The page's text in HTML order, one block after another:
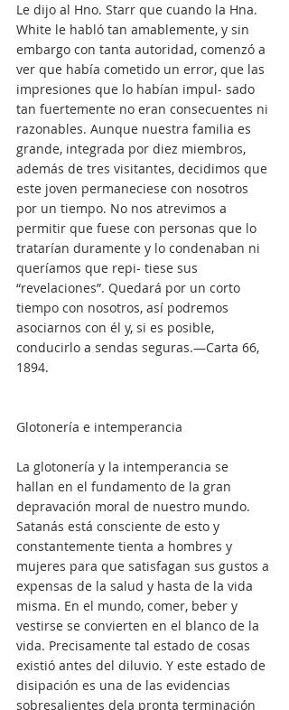
Le dijo al Hno. Starr que cuando la Hna.
White le habló tan amablemente, y sin
embargo con tanta autoridad, comenzó a
ver que había cometido un error, que las
impresiones que lo habían impul- sado
tan fuertemente no eran consecuentes ni
razonables. Aunque nuestra familia es
grande, integrada por diez miembros,
además de tres visitantes, decidimos que
este joven permaneciese con nosotros
por un tiempo. No nos atrevimos a
permitir que fuese con personas que lo
tratarían duramente y lo condenaban ni
queríamos que repi- tiese sus
“revelaciones”. Quedará por un corto
tiempo con nosotros, así podremos
asociarnos con él y, si es posible,
conducirlo a sendas seguras.—Carta 66,
1894.
Glotonería e intemperancia
La glotonería y la intemperancia se
hallan en el fundamento de la gran
depravación moral de nuestro mundo.
Satanás está consciente de esto y
constantemente tienta a hombres y
mujeres para que satisfagan sus gustos a
expensas de la salud y hasta de la vida
misma. En el mundo, comer, beber y
vestirse se convierten en el blanco de la
vida. Precisamente tal estado de cosas
existió antes del diluvio. Y este estado de
disipación es una de las evidencias
sobresalientes dela pronta terminación